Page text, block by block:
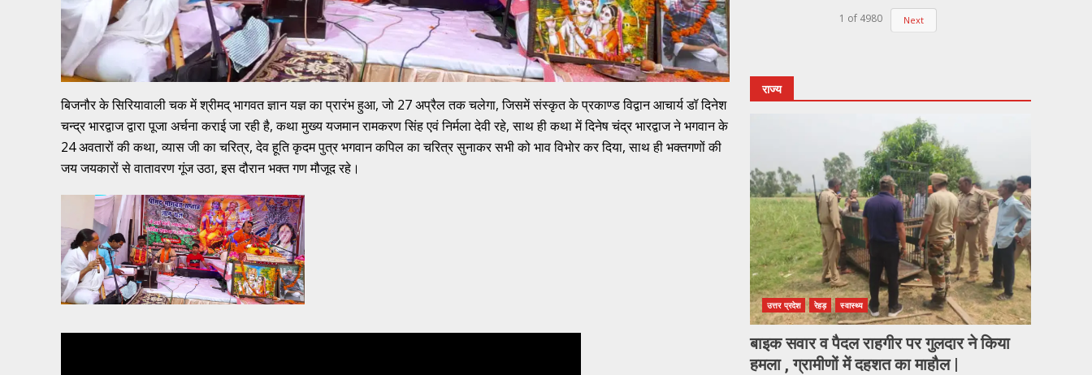
बिजनौर के सिरियावाली चक में श्रीमद् भागवत ज्ञान यज्ञ का प्रारंभ हुआ, जो 27 अप्रैल तक चलेगा, जिसमें संस्कृत के प्रकाण्ड विद्वान आचार्य डॉ दिनेश
चन्द्र भारद्वाज द्वारा पूजा अर्चना कराई जा रही है, कथा मुख्य यजमान रामकरण सिंह एवं निर्मला देवी रहे, साथ ही कथा में दिनेष चंद्र भारद्वाज ने भगवान के
24 अवतारों की कथा, व्यास जी का चरित्र, देव हूति कृदम पुत्र भगवान कपिल का चरित्र सुनाकर सभी को भाव विभोर कर दिया, साथ ही भक्तगणों की
जय जयकारों से वातावरण गूंज उठा, इस दौरान भक्त गण मौजूद रहे।
1 of 4980 Next
राज्य
उत्तर प्रदेश रेहड़ स्वास्थ्य
बाइक सवार व पैदल राहगीर पर गुलदार ने किया
हमला , ग्रामीणों में दहशत का माहौल |